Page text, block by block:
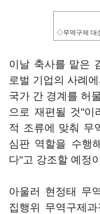
◇무역구제 대
이날 축사를 맡은
로벌 기업의 사례
국가 간 경계를 허
으로 재편될 것"이
적 조류에 맞춰 무
심판 역할을 수행
다"고 강조할 예정
아울러 현정태 무
집행위 무역구제